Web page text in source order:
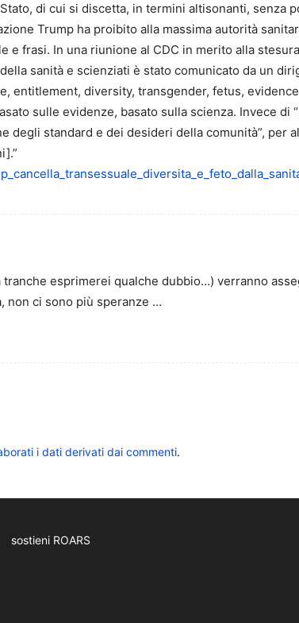
di cui si discetta, in termini altisonanti, senza
Trump ha proibito alla massima autorità
e frasi. In una riunione al CDC in merito alla
sanità e scienziati è stato comunicato da un
entitlement, diversity, transgender, fetus,
sulle evidenze, basato sulla scienza. Invece di
degli standard e dei desideri della comunità”, per
esprimerei qualche dubbio…) verranno
non ci sono più speranze …
i dati derivati dai commenti.